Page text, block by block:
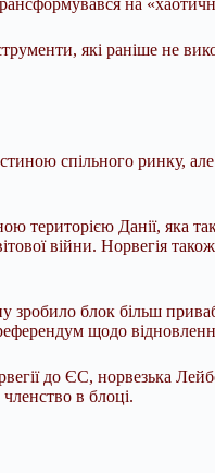
які раніше не
спільного ринку,
територією Данії,
війни. Норвегія
блок більш
щодо
до ЄС, норвезька
в блоці.